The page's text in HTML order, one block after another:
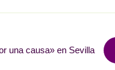
una causa» en Sevilla